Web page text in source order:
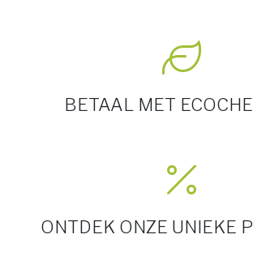
BETAAL MET
ONTDEK ONZE UNIEKE